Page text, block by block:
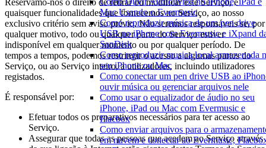
Mac Usando o Evermusic
Como reproduzir música de um pen drive
USB no iPhone com Evermusic e iXpand
SanDisk
Como reproduzir musica local armazenada
seu iPhone ou Mac
Como conectar um pen drive USB ao
ouvir música ou gerenciar arquivos nele
Como usar o equalizador de áudio no seu
iPhone, iPad ou Mac com Evermusic e
Flacbox
Como enviar arquivos para o
em nuvem e conectar ao Evermusic,
Reservamo-nos o direito de retirar ou modificar este Serviço, e
quaisquer funcionalidades que fornecemos no Serviço, ao nosso
exclusivo critério sem aviso prévio. Não seremos responsáveis se, por
qualquer motivo, todo ou qualquer parte do Serviço estiver
indisponível em qualquer momento ou por qualquer período. De
tempos a tempos, podemos restringir o acesso a algumas partes do
Serviço, ou ao Serviço inteiro, a utilizadores, incluindo utilizadores
registados.
É responsável por:
Efetuar todos os preparativos necessários para ter acesso ao
Serviço.
Assegurar que todas as pessoas que acedem ao Serviço através